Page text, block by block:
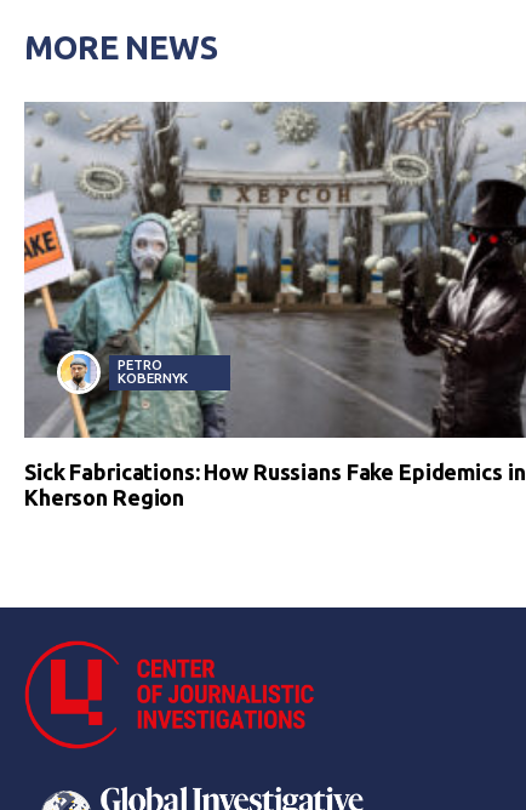
MORE NEWS
PETRO
KOBERNYK
Sick Fabrications: How Russians Fake Epidemics in
Kherson Region